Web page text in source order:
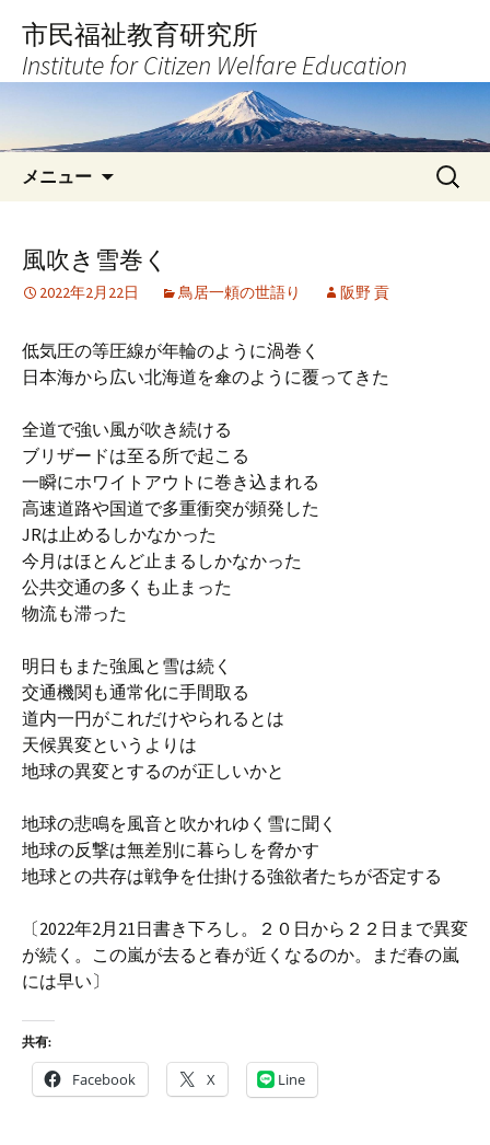
へ
キ
市民福祉教育研究所
Institute for Citizen Welfare Education
メニュー
検
索:
風吹き雪巻く
2022年2月22日 鳥居一頼の世語り 阪野 貢
低気圧の等圧線が年輪のように渦巻く
日本海から広い北海道を傘のように覆ってきた
全道で強い風が吹き続ける
ブリザードは至る所で起こる
一瞬にホワイトアウトに巻き込まれる
高速道路や国道で多重衝突が頻発した
JRは止めるしかなかった
今月はほとんど止まるしかなかった
公共交通の多くも止まった
物流も滞った
明日もまた強風と雪は続く
交通機関も通常化に手間取る
道内一円がこれだけやられるとは
天候異変というよりは
地球の異変とするのが正しいかと
地球の悲鳴を風音と吹かれゆく雪に聞く
地球の反撃は無差別に暮らしを脅かす
地球との共存は戦争を仕掛ける強欲者たちが否定する
〔2022年2月21日書き下ろし。２０日から２２日まで異変
が続く。この嵐が去ると春が近くなるのか。まだ春の嵐
には早い〕
共有:
Facebook X Line